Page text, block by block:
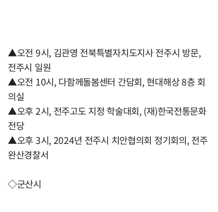
▲오전 9시, 김관영 전북특별자치도지사 전주시 방문,
전주시 일원
▲오전 10시, 다함께돌봄센터 간담회, 현대해상 8층 회
의실
▲오후 2시, 전주고도 지정 학술대회, (재)한국전통문화
전당
▲오후 3시, 2024년 전주시 치안협의회 정기회의, 전주
완산경찰서
◇군산시